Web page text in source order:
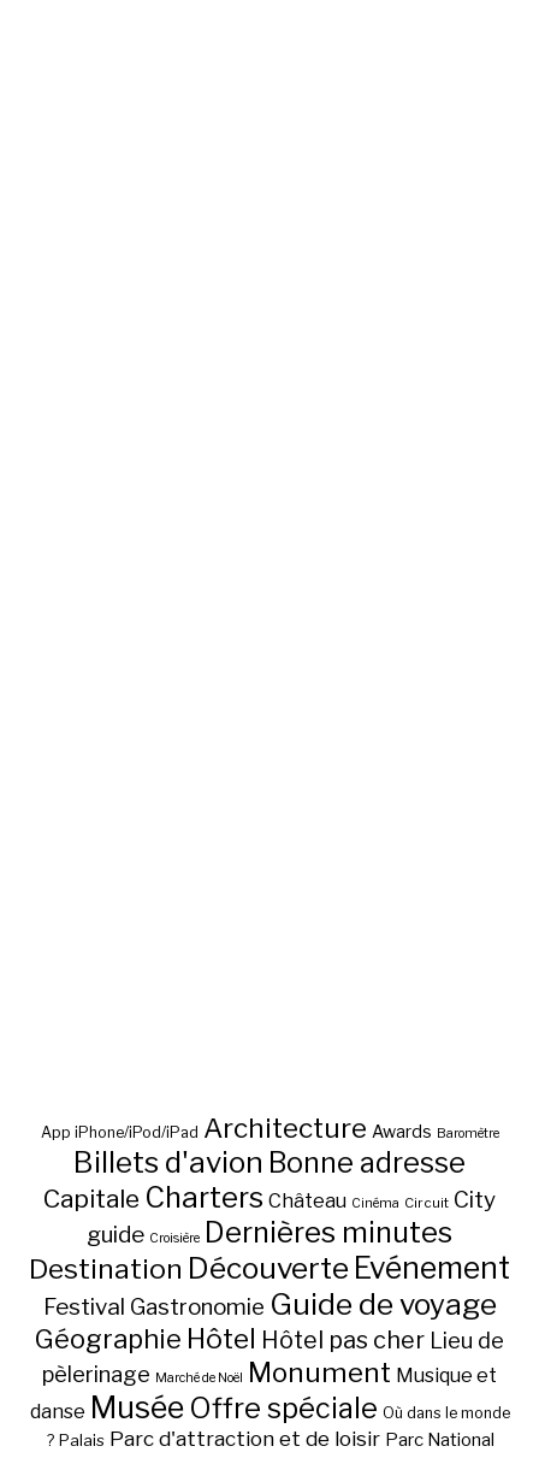
App iPhone/iPod/iPad Architecture Awards Baromètre
Billets d'avion Bonne adresse
Capitale Charters Château Cinéma Circuit City
guide Croisière Dernières minutes
Destination Découverte Evénement
Festival Gastronomie Guide de voyage
Géographie Hôtel Hôtel pas cher Lieu de
pèlerinage Marché de Noël Monument Musique et
danse Musée Offre spéciale Où dans le monde
? Palais Parc d'attraction et de loisir Parc National